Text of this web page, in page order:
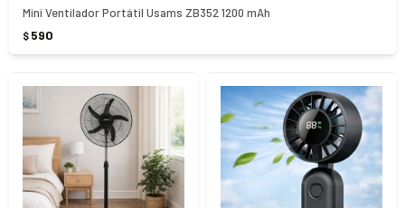
Mini Ventilador Portátil Usams ZB352 1200 mAh
$ 590